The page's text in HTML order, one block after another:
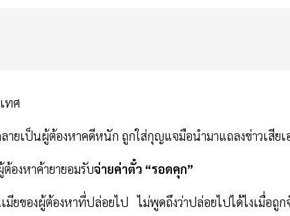
ทศ
ยเป็นผู้ต้องหาคดีหนัก ถูกใส่กุญแจมือนำมาแถลงข่าวเสียเ
องหาค้ายายอมรับจ่ายค่าตั๋ว “รอดคุก”
ยของผู้ต้องหาที่ปล่อยไป ไม่พูดถึงว่าปล่อยไปได้ไงเมื่อถูก